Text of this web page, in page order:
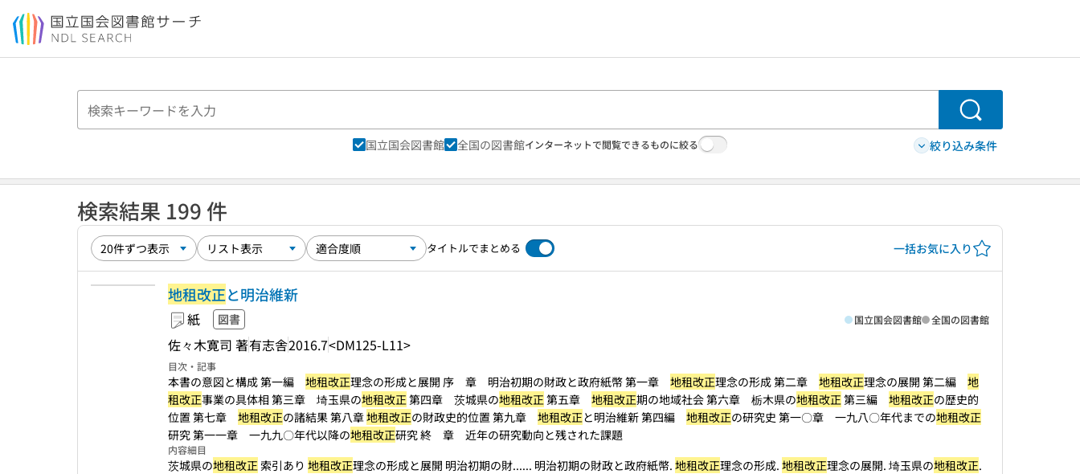
本文へ移動
検索
国立国会図書館 全国の図書館インターネットで閲覧できるものに絞る 絞り込み条件
検索結果 199 件
タイトルでまとめる 一括お気に入り
地租改正と明治維新
紙 図書
佐々木寛司 著有志舎2016.7<DM125-L11>
国立国会図書館 全国の図書館
目次・記事
本書の意図と構成 第一編 地租改正理念の形成と展開 序 章 明治初期の財政と政府紙幣 第一章 地租改正理念の形成 第二章 地租改正理念の展開 第二編 地
租改正事業の具体相 第三章 埼玉県の地租改正第四章 茨城県の地租改正第五章 地租改正期の地域社会 第六章 栃木県の地租改正第三編 地租改正の歴史的
位置 第七章 地租改正の諸結果 第八章地租改正の財政史的位置 第九章 地租改正と明治維新 第四編 地租改正の研究史 第一〇章 一九八〇年代までの地租改正
研究 第一一章 一九九〇年代以降の地租改正研究 終 章 近年の研究動向と残された課題
内容細目
茨城県の地租改正 索引あり 地租改正理念の形成と展開 明治初期の財...... 明治初期の財政と政府紙幣. 地租改正理念の形成. 地租改正理念の展開. 埼玉県の地租改正.